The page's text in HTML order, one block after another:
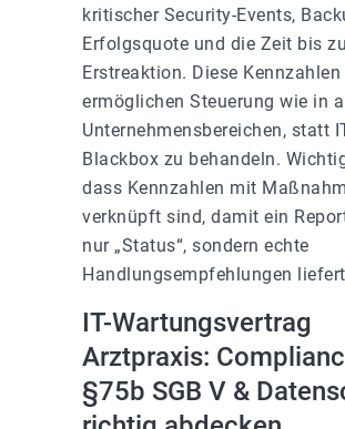
kritischer Security-Events,
Erfolgsquote und die Zeit bis
Erstreaktion. Diese Kennzahlen
ermöglichen Steuerung wie in
Unternehmensbereichen, statt
Blackbox zu behandeln.
dass Kennzahlen mit
verknüpft sind, damit ein
nur „Status“, sondern echte
Handlungsempfehlungen
IT-Wartungsvertrag
Arztpraxis:
§75b SGB V &